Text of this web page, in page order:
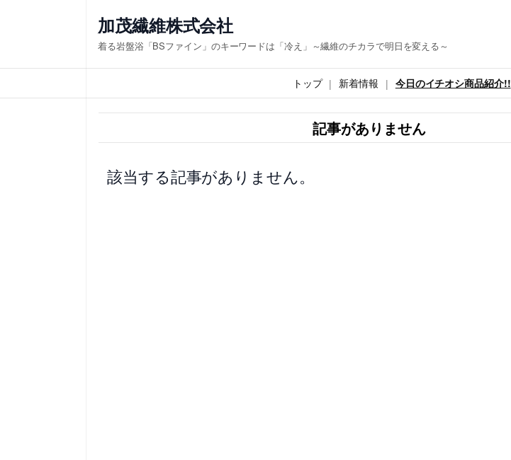
ス
キ
加茂繊維株式会社
着る岩盤浴「BSファイン」のキーワードは「冷え」～繊維のチカラで明日を変える～
トップ 新着情報 今日のイチオシ商品紹介!!
記事がありません
該当する記事がありません。